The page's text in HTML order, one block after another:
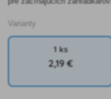
Varianty
1 ks
2,19 €